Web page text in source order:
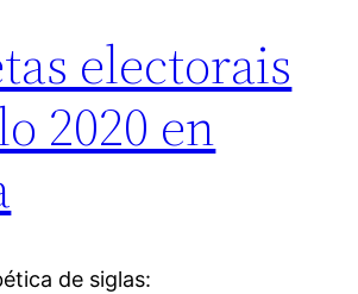
electorais
2020 en
de siglas: